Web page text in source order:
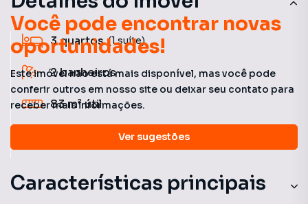
Você pode encontrar novas
oportunidades!
Este imóvel não está mais disponível, mas você pode
conferir outros em nosso site ou deixar seu contato para
receber mais informações.
Ver sugestões
3quartos (1 suíte)
2banheiros
83 m²útil
Características principais